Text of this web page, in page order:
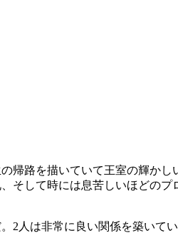
帰路を描いていて王室の輝かし
そして時には息苦しいほどのプ
2人は非常に良い関係を築いて